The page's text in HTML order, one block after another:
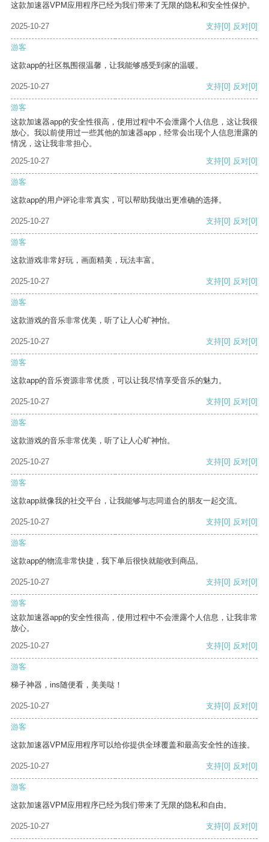
这款加速器VPM应用程序已经为我们带来了无限的隐私和安全性保护。
2025-10-27 支持[0] 反对[0]
游客
这款app的社区氛围很温馨，让我能够感受到家的温暖。
2025-10-27 支持[0] 反对[0]
游客
这款加速器app的安全性很高，使用过程中不会泄露个人信息，这让我很
放心。我以前使用过一些其他的加速器app，经常会出现个人信息泄露的
情况，这让我非常担心。
2025-10-27
支持[0] 反对[0]
游客
这款app的用户评论非常真实，可以帮助我做出更准确的选择。
2025-10-27 支持[0] 反对[0]
游客
这款游戏非常好玩，画面精美，玩法丰富。
2025-10-27 支持[0] 反对[0]
游客
这款游戏的音乐非常优美，听了让人心旷神怡。
2025-10-27 支持[0] 反对[0]
游客
这款app的音乐资源非常优质，可以让我尽情享受音乐的魅力。
2025-10-27 支持[0] 反对[0]
游客
这款游戏的音乐非常优美，听了让人心旷神怡。
2025-10-27 支持[0] 反对[0]
游客
这款app就像我的社交平台，让我能够与志同道合的朋友一起交流。
2025-10-27 支持[0] 反对[0]
游客
这款app的物流非常快捷，我下单后很快就能收到商品。
2025-10-27 支持[0] 反对[0]
游客
这款加速器app的安全性很高，使用过程中不会泄露个人信息，让我非常
放心。
2025-10-27
支持[0] 反对[0]
游客
梯子神器，ins随便看，美美哒！
2025-10-27 支持[0] 反对[0]
游客
这款加速器VPM应用程序可以给你提供全球覆盖和最高安全性的连接。
2025-10-27 支持[0] 反对[0]
游客
这款加速器VPM应用程序已经为我们带来了无限的隐私和自由。
2025-10-27 支持[0] 反对[0]